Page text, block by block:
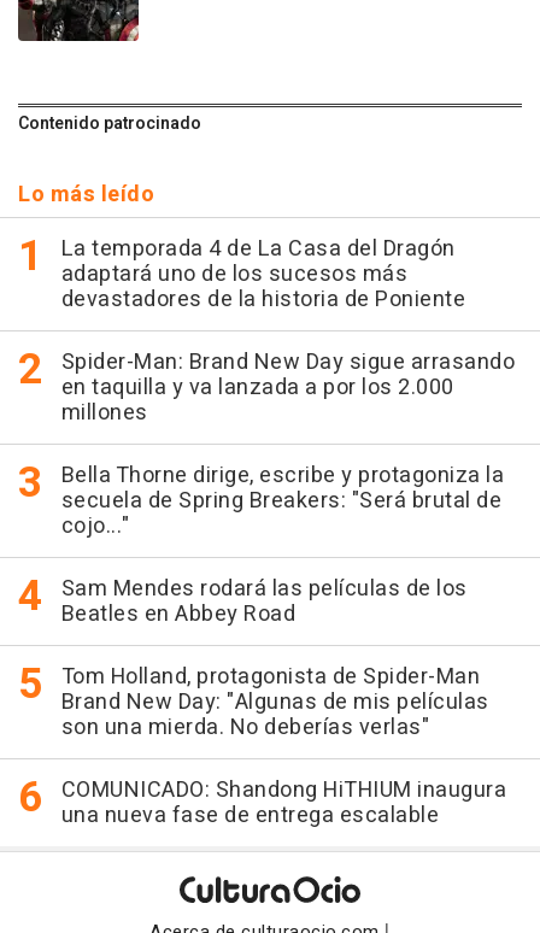
Contenido patrocinado
Lo más leído
La temporada 4 de La Casa del Dragón
adaptará uno de los sucesos más
devastadores de la historia de Poniente
Spider-Man: Brand New Day sigue arrasando
en taquilla y va lanzada a por los 2.000
millones
Bella Thorne dirige, escribe y protagoniza la
secuela de Spring Breakers: "Será brutal de
cojo..."
Sam Mendes rodará las películas de los
Beatles en Abbey Road
Tom Holland, protagonista de Spider-Man
Brand New Day: "Algunas de mis películas
son una mierda. No deberías verlas"
COMUNICADO: Shandong HiTHIUM inaugura
una nueva fase de entrega escalable